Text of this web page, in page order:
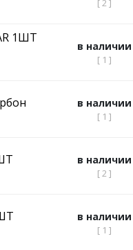
1ШТ
в наличии
[ 1 ]
в наличии
[ 1 ]
в наличии
[ 2 ]
в наличии
[ 1 ]